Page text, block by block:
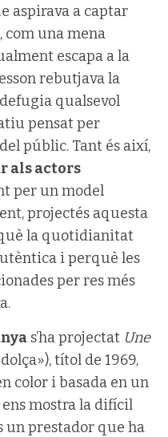
aspirava a captar
com una mena
escapa a la
rebutjava la
qualsevol
pensat per
públic. Tant és així,
als actors
per un model
projectés aquesta
la quotidianitat
i perquè les
per res més
s’ha projectat Une
títol de 1969,
color i basada en un
ens mostra la difícil
un prestador que ha